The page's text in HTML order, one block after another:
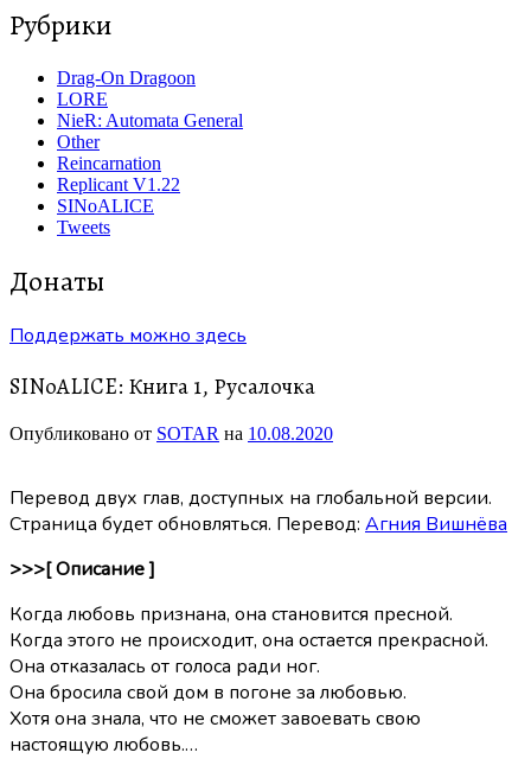
Рубрики
Drag-On Dragoon
LORE
NieR: Automata General
Other
Reincarnation
Replicant V1.22
SINoALICE
Tweets
Донаты
Поддержать можно здесь
SINoALICE: Книга 1, Русалочка
Опубликовано от SOTAR на 10.08.2020
Перевод двух глав, доступных на глобальной версии.
Страница будет обновляться. Перевод: Агния Вишнёва
>>>[ Описание ]
Когда любовь признана, она становится пресной.
Когда этого не происходит, она остается прекрасной.
Она отказалась от голоса ради ног.
Она бросила свой дом в погоне за любовью.
Хотя она знала, что не сможет завоевать свою
настоящую любовь.…